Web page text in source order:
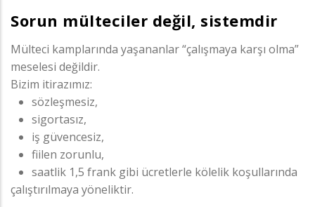
Sorun mülteciler değil, sistemdir
Mülteci kamplarında yaşananlar “çalışmaya karşı olma”
meselesi değildir.
Bizim itirazımız:
sözleşmesiz,
sigortasız,
iş güvencesiz,
fiilen zorunlu,
saatlik 1,5 frank gibi ücretlerle kölelik koşullarında
çalıştırılmaya yöneliktir.